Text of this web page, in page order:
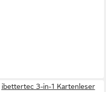
ibettertec 3-in-1 Kartenleser